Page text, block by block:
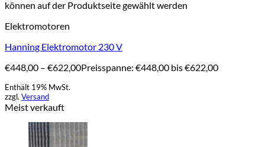
können auf der Produktseite gewählt werden
Elektromotoren
Hanning Elektromotor 230 V
€448,00 – €622,00Preisspanne: €448,00 bis €622,00
Enthält 19% MwSt.
zzgl. Versand
Meist verkauft